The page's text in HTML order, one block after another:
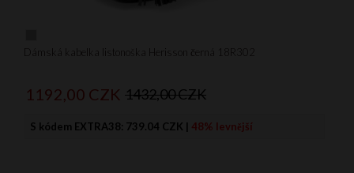
Dámská kabelka listonoška Herisson černá 18R302
1192,00 CZK 1432,00 CZK
S kódem EXTRA38: 739.04 CZK | 48% levnější